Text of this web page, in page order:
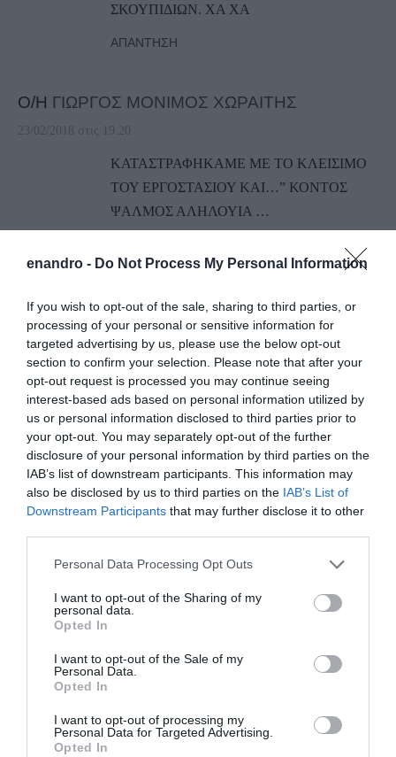
enandro - Do Not Process My Personal Information
If you wish to opt-out of the sale, sharing to third parties, or
processing of your personal or sensitive information for
targeted advertising by us, please use the below opt-out
section to confirm your selection. Please note that after your
opt-out request is processed you may continue seeing
interest-based ads based on personal information utilized by
us or personal information disclosed to third parties prior to
your opt-out. You may separately opt-out of the further
disclosure of your personal information by third parties on the
IAB’s list of downstream participants. This information may
also be disclosed by us to third parties on the IAB’s List of
Downstream Participants that may further disclose it to other
Please note that this website/app uses one or more Google
not limited to your visit or usage behaviour. You may click to
grant or deny consent to Google and its third-party tags to
use your data for below specified purposes in below Google
consent section.
Personal Data Processing Opt Outs
I want to opt-out of the Sharing of my
personal data.
Opted In
I want to opt-out of the Sale of my
Personal Data.
Opted In
I want to opt-out of processing my
Personal Data for Targeted Advertising.
Opted In
ΣΚΟΥΠΙΔΙΩΝ. ΧΑ ΧΑ
ΑΠΆΝΤΗΣΗ
Ο/Η ΓΙΩΡΓΟΣ ΜΟΝΙΜΟΣ ΧΩΡΑΙΤΗΣ
23/02/2018 στις 19:20
ΚΑΤΑΣΤΡΑΦΗΚΑΜΕ ΜΕ ΤΟ ΚΛΕΙΣΙΜΟ
ΤΟΥ ΕΡΓΟΣΤΑΣΙΟΥ ΚΑΙ…” ΚΟΝΤΟΣ
ΨΑΛΜΟΣ ΑΛΗΛΟΥΙΑ …
ΤΙ ΕΝΟΟΥΜΕ ? ? ΘΑ ΜΠΟΡΟΥΣΕ ΜΕ
ΜΗΧΑΝΟΛΟΓΙΚΗ ΑΝΑΒΑΘΜΙΣΗ, ΝΑ
ΔΙΑΚΟΠΗ, ΠΟΥ ΘΑ ΠΡΟΚΥΠΤΕΙ ΣΤΟ
ΔΙΚΤΥΟ ΑΠΟ ΤΗΝ ΚΑΡΥΣΤΟ ΑΛΛΑ ΚΑΙ
ΠΑΝΩ ΣΤΟ ΝΗΣΙ ΜΑΣ, ΣΕ ΚΑΘΕ
ΧΕΙΜΩΝΑ ΚΑΙ ΟΧΙ ΜΟΝΟΝ !
ΟΙ ΔΗΘΕΝ ΠΕΡΙΒΑΝΤΟΛΟΓΙΚΕΣ
ΠΡΟΦΥΛΑΞΕΙΣ, ΔΕΝ ΕΙΝΑΙ ΤΙΠΟΤΑ
ΜΠΡΟΣΤΑ …ΣΤΟ ΝΑ ΜΗΝ ΕΧΟΥΜΕ
ΡΕΥΜΑ ΣΤΟ ΣΠΙΤΙ ΚΑΙ ΣΤΙΣ
ΕΠΙΧΕΙΡΗΣΕΙΣ ΜΑΣ ΓΙΑ 3-4-5 ΜΕΡΕΣ,
ΟΠΩΣ ΣΥΜΒΑΙΝΕΙ ΤΟΝ ΧΕΙΜΩΝΑ, ΚΑΙ
ΘΑ ΓΡΑΦΕΤΕ !
ΑΛΛΑ ΕΣΑΣ ΠΡΟΣΩΠΙΚΑ ΚΑΙ
ΜΕΡΙΚΟΥΣ ΑΛΛΟΥΣ ΔΕΝ ΣΑΣ ΝΟΙΑΖΕΙ,
ΕΠΙΣΚΕΨΕΙΣ ΣΑΣ….ΕΙΝΑΙ…
ΓΙΑ ΡΩΤΗΣΤΕ ΕΜΑΣ, ΠΟΥ ΧΑΛΑΝΕ ΤΑ
ΠΡΟΙΟΝΤΑ ΜΑΣ ΑΠΟ ΤΙΣ ΔΙΑΚΟΠΕΣ Και